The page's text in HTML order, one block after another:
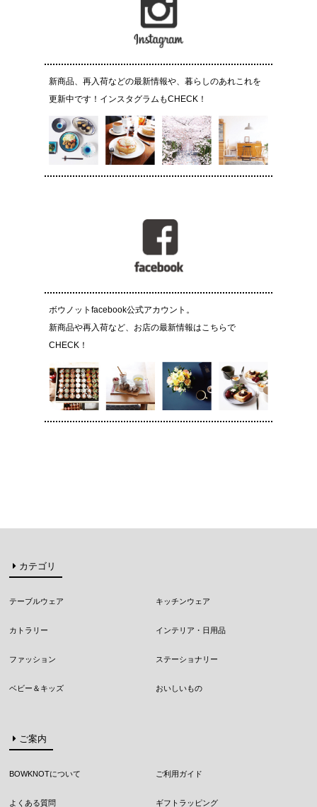
新商品、再入荷などの最新情報や、暮らしのあれこれを
更新中です！インスタグラムもCHECK！
ボウノットfacebook公式アカウント。
新商品や再入荷など、お店の最新情報はこちらで
CHECK！
カテゴリ
テーブルウェア キッチンウェア
カトラリー インテリア・日用品
ファッション ステーショナリー
ベビー＆キッズ おいしいもの
ご案内
BOWKNOTについて ご利用ガイド
よくある質問 ギフトラッピング